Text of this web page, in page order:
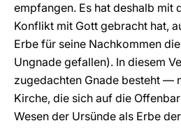
empfangen. Es hat deshalb mit
Konflikt mit Gott gebracht hat,
Erbe für seine Nachkommen
Ungnade gefallen). In diesem
zugedachten Gnade besteht —
Kirche, die sich auf die
Wesen der Ursünde als Erbe